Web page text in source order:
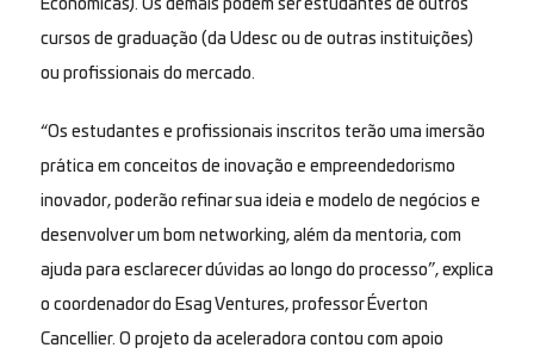
Econômicas). Os demais podem ser estudantes de outros
cursos de graduação (da Udesc ou de outras instituições)
ou profissionais do mercado.
“Os estudantes e profissionais inscritos terão uma imersão
prática em conceitos de inovação e empreendedorismo
inovador, poderão refinar sua ideia e modelo de negócios e
desenvolver um bom networking, além da mentoria, com
ajuda para esclarecer dúvidas ao longo do processo”, explica
o coordenador do Esag Ventures, professor Éverton
Cancellier. O projeto da aceleradora contou com apoio